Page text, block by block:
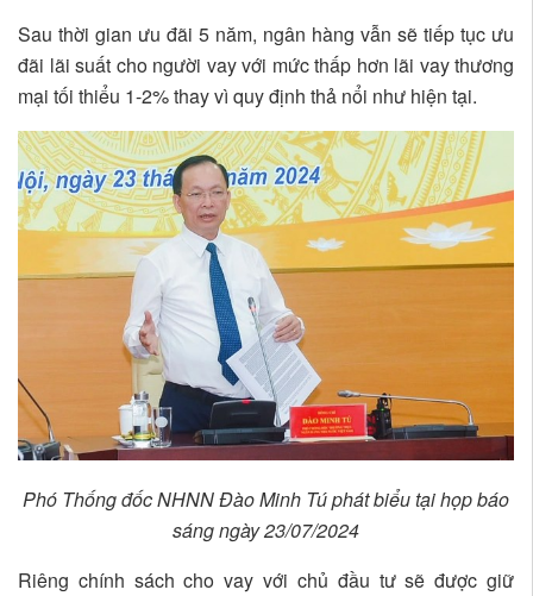
Sau thời gian ưu đãi 5 năm, ngân hàng vẫn sẽ tiếp tục ưu
đãi lãi suất cho người vay với mức thấp hơn lãi vay thương
mại tối thiểu 1-2% thay vì quy định thả nổi như hiện tại.
Phó Thống đốc NHNN Đào Minh Tú phát biểu tại họp báo
sáng ngày 23/07/2024
Riêng chính sách cho vay với chủ đầu tư sẽ được giữ